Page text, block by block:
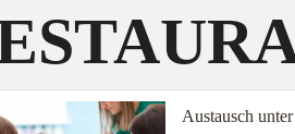
Austausch